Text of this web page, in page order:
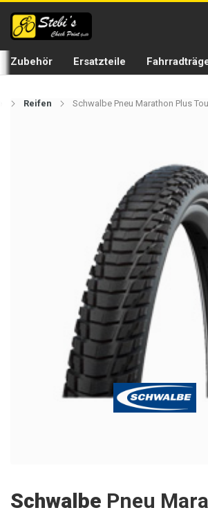
Zubehör Ersatzteile
Reifen Schwalbe Pneu Marathon Plus
Schwalbe Pneu